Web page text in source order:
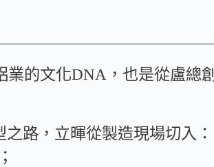
業的文化DNA，也是從盧總創
路，立暉從製造現場切入：